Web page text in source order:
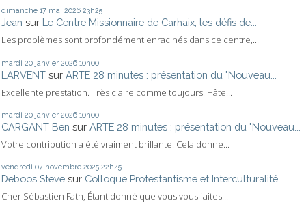
dimanche 17 mai 2026 23h25
Jean sur Le Centre Missionnaire de Carhaix, les défis de...
Les problèmes sont profondément enracinés dans ce centre,...
mardi 20 janvier 2026 10h00
LARVENT sur ARTE 28 minutes : présentation du "Nouveau...
Excellente prestation. Très claire comme toujours. Hâte...
mardi 20 janvier 2026 10h00
CARGANT Ben sur ARTE 28 minutes : présentation du "Nouveau...
Votre contribution a été vraiment brillante. Cela donne...
vendredi 07 novembre 2025 22h45
Deboos Steve sur Colloque Protestantisme et Interculturalité
Cher Sébastien Fath, Étant donné que vous vous faites...